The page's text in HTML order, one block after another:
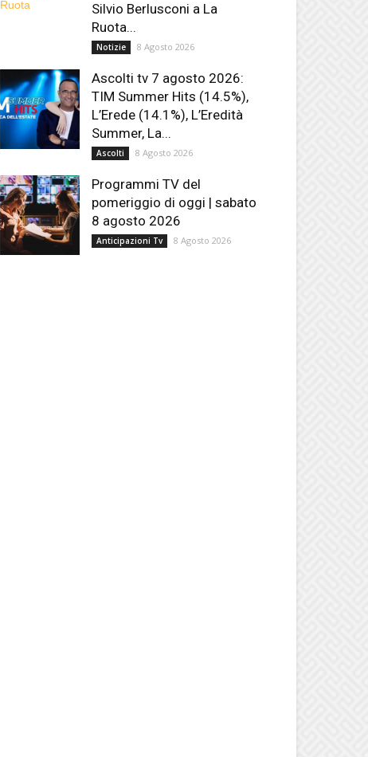
Silvio Berlusconi a La
Ruota...
Notizie 8 Agosto 2026
Ascolti tv 7 agosto 2026:
TIM Summer Hits (14.5%),
L’Erede (14.1%), L’Eredità
Summer, La...
Ascolti 8 Agosto 2026
Programmi TV del
pomeriggio di oggi | sabato
8 agosto 2026
Anticipazioni Tv 8 Agosto 2026